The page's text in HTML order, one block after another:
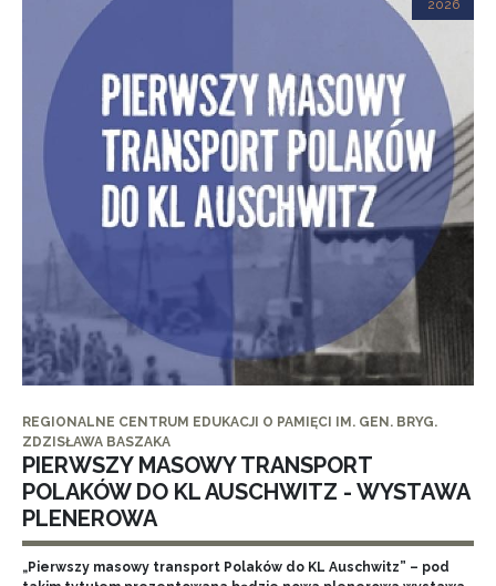
2026
REGIONALNE CENTRUM EDUKACJI O PAMIĘCI IM. GEN. BRYG.
ZDZISŁAWA BASZAKA
PIERWSZY MASOWY TRANSPORT
POLAKÓW DO KL AUSCHWITZ - WYSTAWA
PLENEROWA
„Pierwszy masowy transport Polaków do KL Auschwitz” – pod